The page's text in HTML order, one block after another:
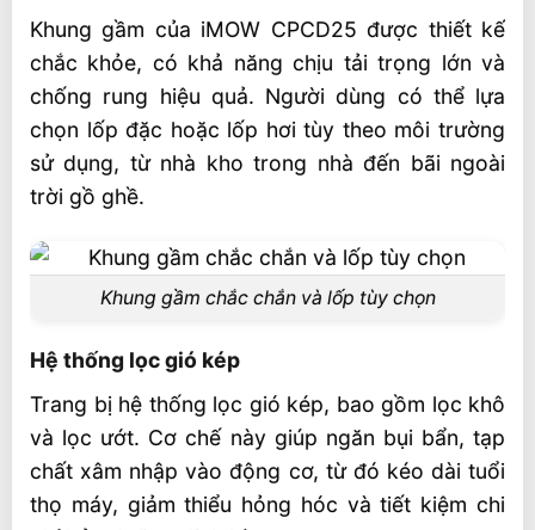
Khung gầm của iMOW CPCD25 được thiết kế
chắc khỏe, có khả năng chịu tải trọng lớn và
chống rung hiệu quả. Người dùng có thể lựa
chọn lốp đặc hoặc lốp hơi tùy theo môi trường
sử dụng, từ nhà kho trong nhà đến bãi ngoài
trời gồ ghề.
Khung gầm chắc chắn và lốp tùy chọn
Hệ thống lọc gió kép
Trang bị hệ thống lọc gió kép, bao gồm lọc khô
và lọc ướt. Cơ chế này giúp ngăn bụi bẩn, tạp
chất xâm nhập vào động cơ, từ đó kéo dài tuổi
thọ máy, giảm thiểu hỏng hóc và tiết kiệm chi